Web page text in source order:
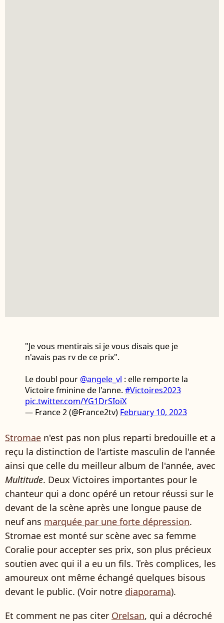
"Je vous mentirais si je vous disais que je
n'avais pas rv de ce prix".
Le doubl pour @angele_vl : elle remporte la
Victoire fminine de l'anne. #Victoires2023
pic.twitter.com/YG1DrSIoiX
— France 2 (@France2tv) February 10, 2023
Stromae n'est pas non plus reparti bredouille et a
reçu la distinction de l'artiste masculin de l'année
ainsi que celle du meilleur album de l'année, avec
Multitude. Deux Victoires importantes pour le
chanteur qui a donc opéré un retour réussi sur le
devant de la scène après une longue pause de
neuf ans marquée par une forte dépression.
Stromae est monté sur scène avec sa femme
Coralie pour accepter ses prix, son plus précieux
soutien avec qui il a eu un fils. Très complices, les
amoureux ont même échangé quelques bisous
devant le public. (Voir notre diaporama).
Et comment ne pas citer Orelsan, qui a décroché